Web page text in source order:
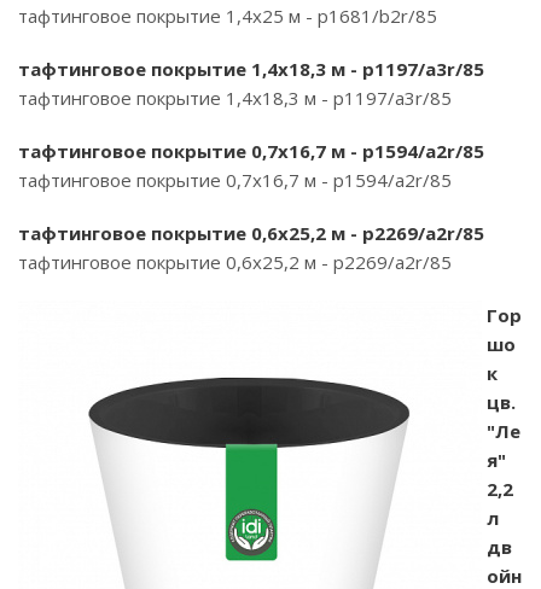
тафтинговое покрытие 1,4х25 м - p1681/b2r/85
тафтинговое покрытие 1,4х18,3 м - p1197/a3r/85
тафтинговое покрытие 1,4х18,3 м - p1197/a3r/85
тафтинговое покрытие 0,7х16,7 м - p1594/a2r/85
тафтинговое покрытие 0,7х16,7 м - p1594/a2r/85
тафтинговое покрытие 0,6х25,2 м - p2269/a2r/85
тафтинговое покрытие 0,6х25,2 м - p2269/a2r/85
Гор
шо
к
цв.
"Ле
я"
2,2
л
дв
ойн